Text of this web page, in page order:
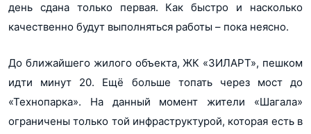
день сдана только первая. Как быстро и насколько
качественно будут выполняться работы – пока неясно.
До ближайшего жилого объекта, ЖК «ЗИЛАРТ», пешком
идти минут 20. Ещё больше топать через мост до
«Технопарка». На данный момент жители «Шагала»
ограничены только той инфраструктурой, которая есть в